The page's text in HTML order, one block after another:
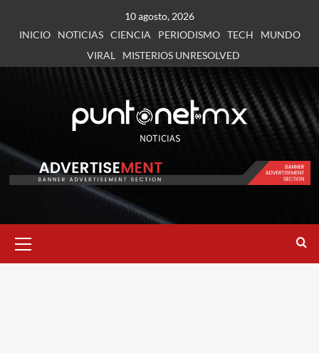
10 agosto, 2026
INICIO
NOTICIAS CIENCIA PERIODISMO TECH
MUNDO
VIRAL
MISTERIOS UNRESOLVED
NOTICIAS